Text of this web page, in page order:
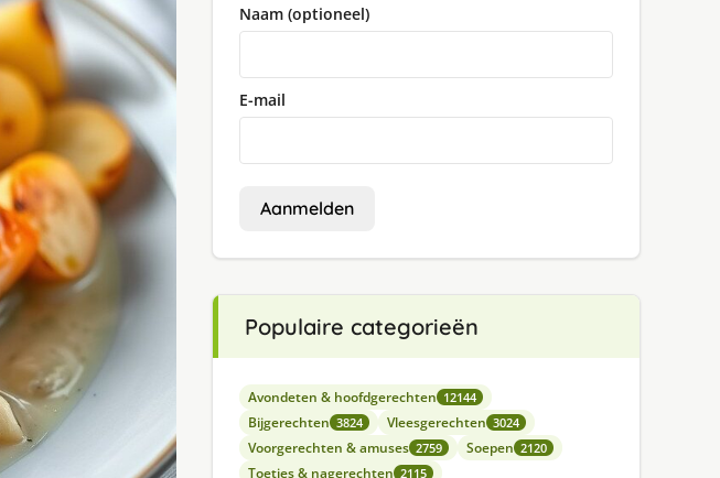
Naam (optioneel)
E-mail
Aanmelden
Populaire categorieën
Avondeten & hoofdgerechten 12144
Bijgerechten 3824 Vleesgerechten 3024
Voorgerechten & amuses 2759 Soepen 2120
Toetjes & nagerechten 2115